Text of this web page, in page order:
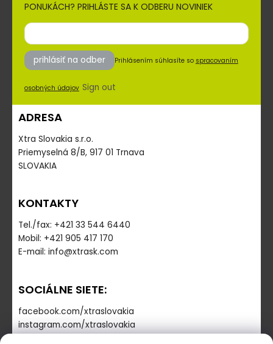
PONUKÁCH? PRIHLÁSTE SA K ODBERU NOVINIEK
prihlásiť na odber Prihlásením súhlasíte so spracovaním
osobných údajov Sign out
ADRESA
Xtra Slovakia s.r.o.
Priemyselná 8/B, 917 01 Trnava
SLOVAKIA
KONTAKTY
Tel./fax: +421 33 544 6440
Mobil: +421 905 417 170
E-mail: info@xtrask.com
SOCIÁLNE SIETE:
facebook.com/xtraslovakia
instagram.com/xtraslovakia